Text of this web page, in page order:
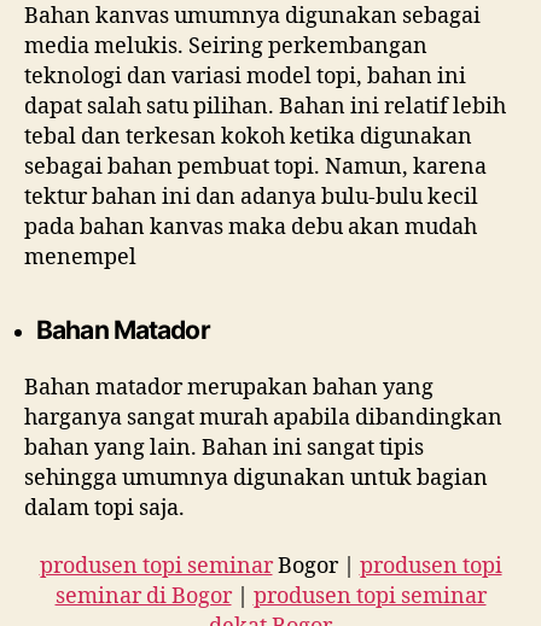
Bahan kanvas umumnya digunakan sebagai
media melukis. Seiring perkembangan
teknologi dan variasi model topi, bahan ini
dapat salah satu pilihan. Bahan ini relatif lebih
tebal dan terkesan kokoh ketika digunakan
sebagai bahan pembuat topi. Namun, karena
tektur bahan ini dan adanya bulu-bulu kecil
pada bahan kanvas maka debu akan mudah
menempel
Bahan Matador
Bahan matador merupakan bahan yang
harganya sangat murah apabila dibandingkan
bahan yang lain. Bahan ini sangat tipis
sehingga umumnya digunakan untuk bagian
dalam topi saja.
produsen topi seminarBogor | produsen topi
seminar di Bogor| produsen topi seminar